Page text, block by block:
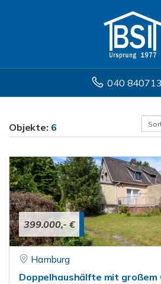
040
Objekte: 6
399.000,- €
Hamburg
Doppelhaushälfte mit großem